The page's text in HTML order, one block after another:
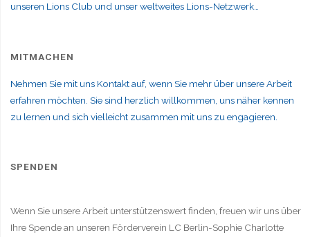
unseren Lions Club und unser weltweites Lions-Netzwerk…
MITMACHEN
Nehmen Sie mit uns Kontakt auf, wenn Sie mehr über unsere Arbeit
erfahren möchten. Sie sind herzlich willkommen, uns näher kennen
zu lernen und sich vielleicht zusammen mit uns zu engagieren.
SPENDEN
Wenn Sie unsere Arbeit unterstützenswert finden, freuen wir uns über
Ihre Spende an unseren Förderverein LC Berlin-Sophie Charlotte